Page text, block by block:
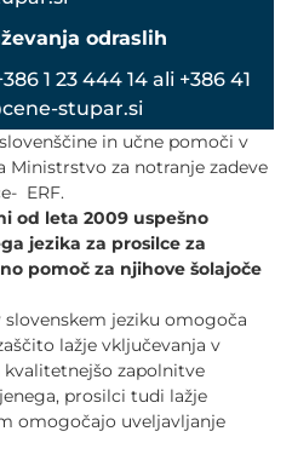
odraslih
1 23 444 14 ali +386 41
stupar.si
in učne pomoči v
za notranje zadeve
ERF.
od leta 2009 uspešno
jezika za prosilce za
pomoč za njihove šolajoče
jeziku omogoča
lažje vključevanja v
zapolnitve
prosilci tudi lažje
omogočajo uveljavljanje